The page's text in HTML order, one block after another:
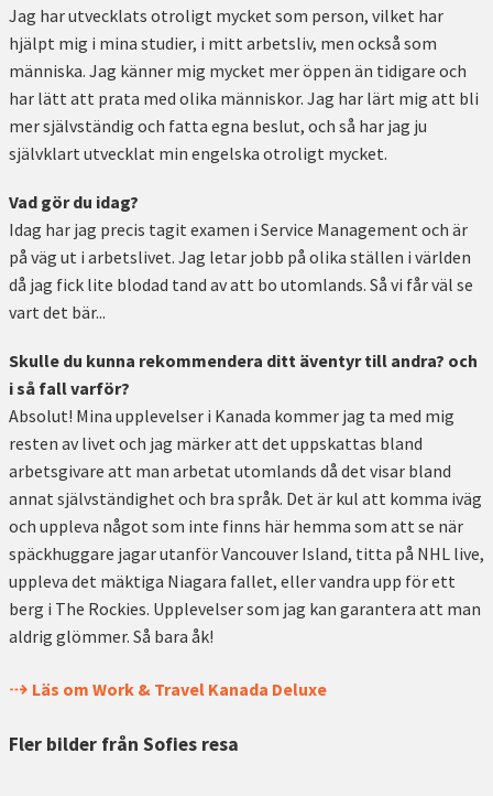
Jag har utvecklats otroligt mycket som person, vilket har
hjälpt mig i mina studier, i mitt arbetsliv, men också som
människa. Jag känner mig mycket mer öppen än tidigare och
har lätt att prata med olika människor. Jag har lärt mig att bli
mer självständig och fatta egna beslut, och så har jag ju
självklart utvecklat min engelska otroligt mycket.
Vad gör du idag?
Idag har jag precis tagit examen i Service Management och är
på väg ut i arbetslivet. Jag letar jobb på olika ställen i världen
då jag fick lite blodad tand av att bo utomlands. Så vi får väl se
vart det bär...
Skulle du kunna rekommendera ditt äventyr till andra? och
i så fall varför?
Absolut! Mina upplevelser i Kanada kommer jag ta med mig
resten av livet och jag märker att det uppskattas bland
arbetsgivare att man arbetat utomlands då det visar bland
annat självständighet och bra språk. Det är kul att komma iväg
och uppleva något som inte finns här hemma som att se när
späckhuggare jagar utanför Vancouver Island, titta på NHL live,
uppleva det mäktiga Niagara fallet, eller vandra upp för ett
berg i The Rockies. Upplevelser som jag kan garantera att man
aldrig glömmer. Så bara åk!
Läs om Work & Travel Kanada Deluxe
Fler bilder från Sofies resa